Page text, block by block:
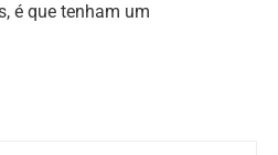
é que tenham um